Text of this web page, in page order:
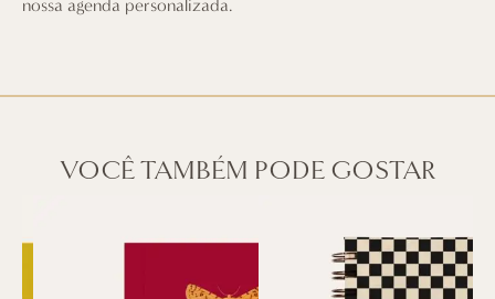
nossa agenda personalizada.
VOCÊ TAMBÉM PODE GOSTAR